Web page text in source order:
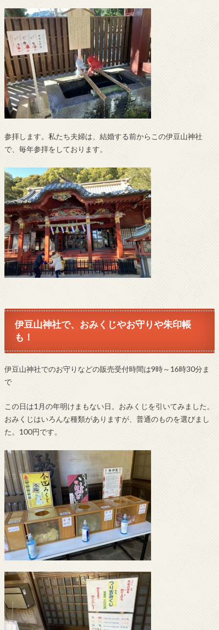
参拝します。私たち夫婦は、結婚する前からこの伊豆山神社
で、毎年参拝をしております。
伊豆山神社で、おみくじやお守りや朱印帳
も！
伊豆山神社でのお守りなどの販売受付時間は9時～16時30分ま
で
この日は1月の年明けまもない日。おみくじを引いてみました。
おみくじはいろんな種類がありますが、普通のものを選びまし
た。100円です。